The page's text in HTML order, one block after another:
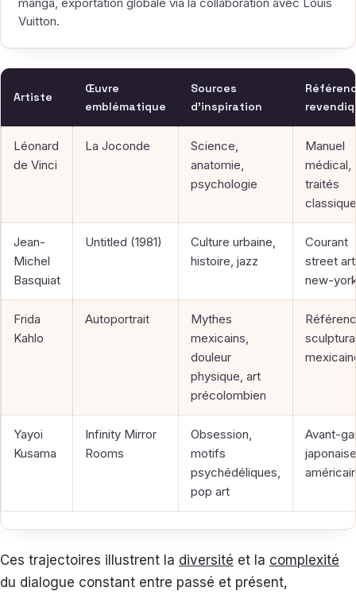
Vuitton.
Artiste
Œuvre
emblématique
Sources
d’inspiration
Léonard
de Vinci
La Joconde
Science,
anatomie,
psychologie
Manuel
médical,
traités
Jean-
Michel
Basquiat
Untitled (1981)
Culture urbaine,
histoire, jazz
Courant
street art
new-
Frida
Kahlo
Autoportrait
Mythes
mexicains,
douleur
physique, art
précolombien
Yayoi
Kusama
Infinity Mirror
Rooms
Obsession,
motifs
psychédéliques,
pop art
Avant-
Ces trajectoires illustrent la diversité et la complexité
du dialogue constant entre passé et présent,